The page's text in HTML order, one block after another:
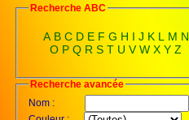
Recherche ABC
A B C D E F G H I J K L M N
O P Q R S T U V W X Y Z
Recherche avancée
Nom :